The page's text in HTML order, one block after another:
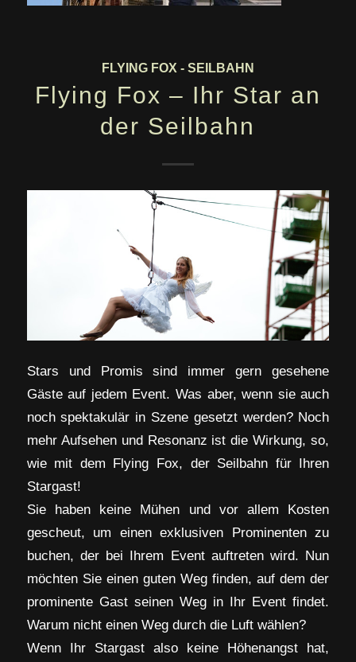
FLYING FOX - SEILBAHN
Flying Fox – Ihr Star an
der Seilbahn
Stars und Promis sind immer gern gesehene
Gäste auf jedem Event. Was aber, wenn sie auch
noch spektakulär in Szene gesetzt werden? Noch
mehr Aufsehen und Resonanz ist die Wirkung, so,
wie mit dem Flying Fox, der Seilbahn für Ihren
Stargast!
Sie haben keine Mühen und vor allem Kosten
gescheut, um einen exklusiven Prominenten zu
buchen, der bei Ihrem Event auftreten wird. Nun
möchten Sie einen guten Weg finden, auf dem der
prominente Gast seinen Weg in Ihr Event findet.
Warum nicht einen Weg durch die Luft wählen?
Wenn Ihr Stargast also keine Höhenangst hat,